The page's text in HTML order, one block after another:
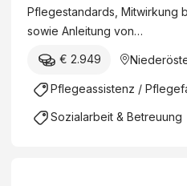
Pflegestandards, Mitwirkung
sowie Anleitung von…
€ 2.949
Pflegeassistenz /
Sozialarbeit & Betreuung